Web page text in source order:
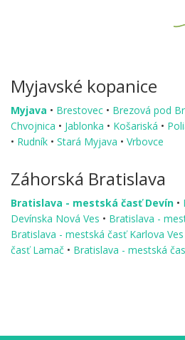
Myjavské kopanice
Myjava • Brestovec • Brezová pod
Chvojnica • Jablonka • Košariská •
• Rudník • Stará Myjava • Vrbovce
Záhorská Bratislava
Bratislava - mestská časť Devín •
Devínska Nová Ves • Bratislava -
Bratislava - mestská časť Karlova Ves
časť Lamač • Bratislava - mestská